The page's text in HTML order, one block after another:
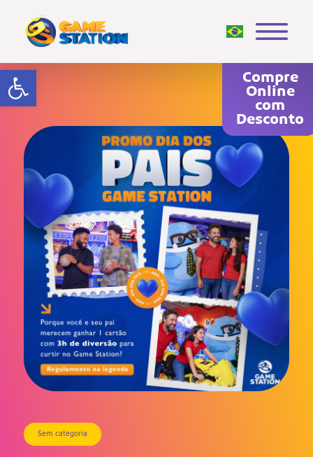
Compre
Online
com
Desconto
Sem categoria
Abrir a barra de ferramentas